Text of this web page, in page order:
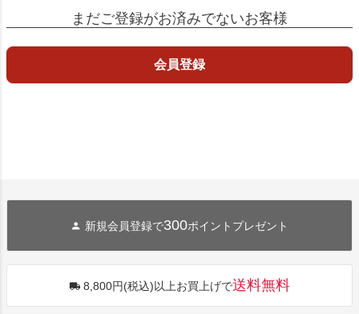
まだご登録がお済みでないお客様
会員登録
新規会員登録で300ポイントプレゼント
8,800円(税込)以上お買上げで送料無料